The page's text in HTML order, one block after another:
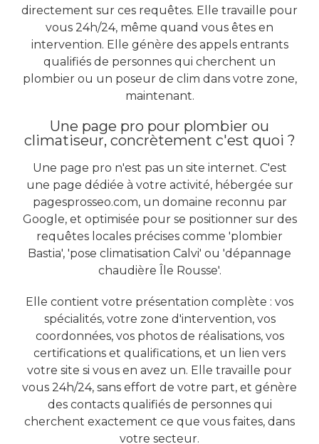
directement sur ces requêtes. Elle travaille pour
vous 24h/24, même quand vous êtes en
intervention. Elle génère des appels entrants
qualifiés de personnes qui cherchent un
plombier ou un poseur de clim dans votre zone,
maintenant.
Une page pro pour plombier ou
climatiseur, concrètement c'est quoi ?
Une page pro n'est pas un site internet. C'est
une page dédiée à votre activité, hébergée sur
pagesprosseo.com, un domaine reconnu par
Google, et optimisée pour se positionner sur des
requêtes locales précises comme 'plombier
Bastia', 'pose climatisation Calvi' ou 'dépannage
chaudière Île Rousse'.
Elle contient votre présentation complète : vos
spécialités, votre zone d'intervention, vos
coordonnées, vos photos de réalisations, vos
certifications et qualifications, et un lien vers
votre site si vous en avez un. Elle travaille pour
vous 24h/24, sans effort de votre part, et génère
des contacts qualifiés de personnes qui
cherchent exactement ce que vous faites, dans
votre secteur.